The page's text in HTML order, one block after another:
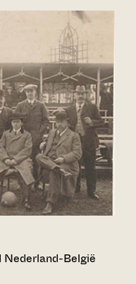
Nederland-België